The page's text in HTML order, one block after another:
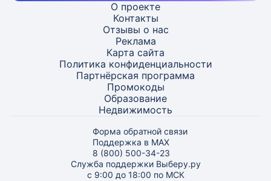
О проекте
Контакты
Отзывы о нас
Реклама
Карта сайта
Политика конфиденциальности
Партнёрская программа
Промокоды
Образование
Недвижимость
Форма обратной связи
Поддержка в MAX
8 (800) 500-34-23
Служба поддержки Выберу.ру
с 9:00 до 18:00 по МСК